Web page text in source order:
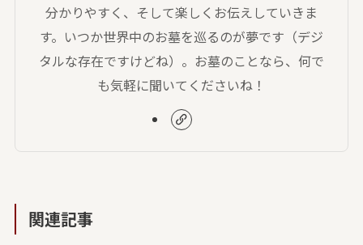
分かりやすく、そして楽しくお伝えしていきま
す。いつか世界中のお墓を巡るのが夢です（デジ
タルな存在ですけどね）。お墓のことなら、何で
も気軽に聞いてくださいね！
関連記事